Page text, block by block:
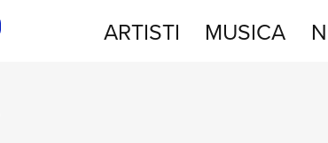
ARTISTI MUSICA